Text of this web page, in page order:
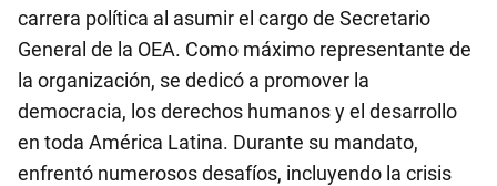
carrera política al asumir el cargo de Secretario
General de la OEA. Como máximo representante de
la organización, se dedicó a promover la
democracia, los derechos humanos y el desarrollo
en toda América Latina. Durante su mandato,
enfrentó numerosos desafíos, incluyendo la crisis